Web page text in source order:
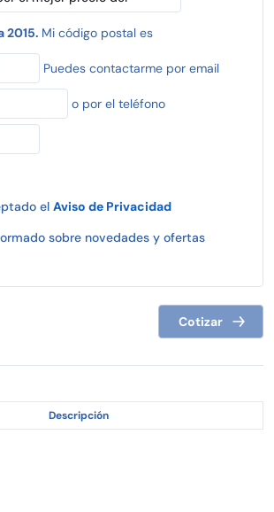
2015. Mi código postal es
Puedes contactarme por email
o por el teléfono
el Aviso de Privacidad
sobre novedades y ofertas
Cotizar
Descripción